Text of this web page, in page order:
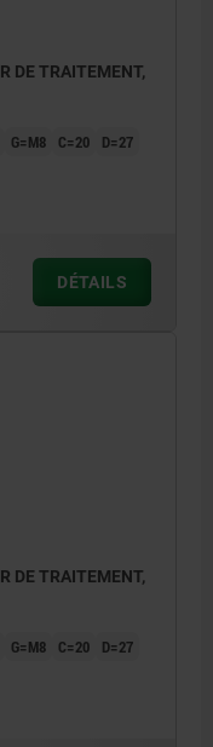
DE TRAITEMENT,
G=M8 C=20
D=27
DÉTAILS
DE TRAITEMENT,
G=M8 C=20
D=27